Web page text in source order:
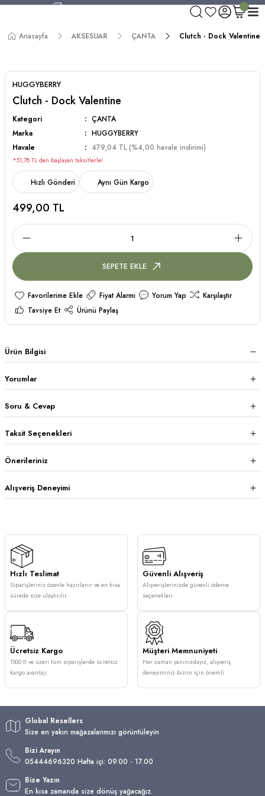
750 TL ve Üzeri Alışverişlerde Kargo Bedava!
Worldwide Shipping!
Anasayfa AKSESUAR ÇANTA Clutch - Dock Valentine
HUGGYBERRY
Clutch - Dock Valentine
Kategori
ÇANTA
Marka
HUGGYBERRY
Havale
479,04 TL (%4,00 havale indirimi)
*51,78 TL den başlayan taksitlerle!
Hızlı Gönderi Aynı Gün Kargo
499,00 TL
SEPETE EKLE
Fiyat Alarmı Yorum Yap
Karşılaştır
Tavsiye Et
Ürünü Paylaş
Ürün Bilgisi
Yorumlar
Soru & Cevap
Taksit Seçenekleri
Önerileriniz
Alışveriş Deneyimi
Hızlı Teslimat
Siparişleriniz özenle hazırlanır ve en kısa
sürede size ulaştırılır.
Güvenli Alışveriş
Alışverişlerinizde güvenli ödeme
seçenekleri.
Ücretsiz Kargo
1500 tl ve üzeri tüm siparişlerde ücretsiz
kargo avantajı.
Müşteri Memnuniyeti
Her zaman yanınızdayız, alışveriş
deneyiminiz bizim için önemli.
Global Resellers
Size en yakın mağazalarımızı görüntüleyin
Bizi Arayın
05444696320 Hafta içi: 09.00 - 17.00
Bize Yazın
En kısa zamanda size dönüş yağacağız.